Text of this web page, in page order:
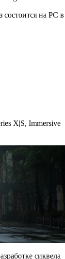
на PC в
X|S, Immersive
сиквела